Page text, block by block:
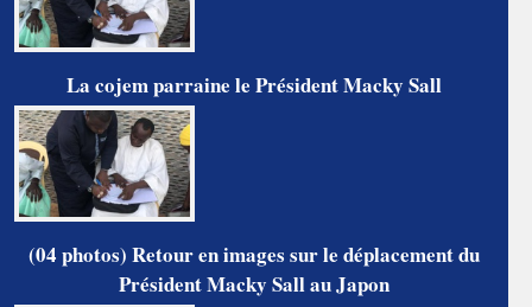
La cojem parraine le Président Macky Sall
(04 photos) Retour en images sur le déplacement du
Président Macky Sall au Japon